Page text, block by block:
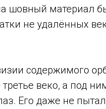
шовный материал
не удалённых
содержимого
веко, а под
Его даже не